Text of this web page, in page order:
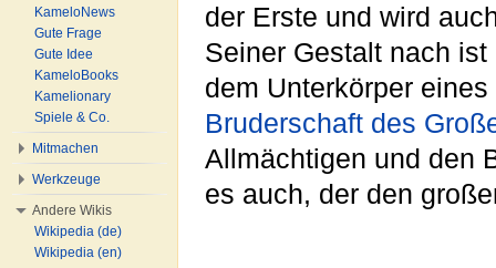
der Erste und wird
Seiner Gestalt nach
dem Unterkörper
Bruderschaft des
Allmächtigen und den
es auch, der den
KameloNews
Gute Frage
Gute Idee
KameloBooks
Kamelionary
Spiele & Co.
Mitmachen
Werkzeuge
Andere Wikis
Wikipedia (de)
Wikipedia (en)